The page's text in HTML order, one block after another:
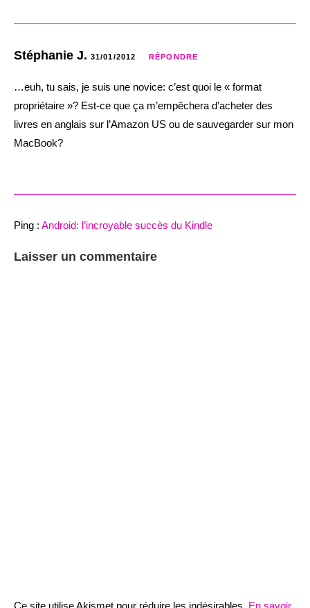
Stéphanie J. 31/01/2012 RÉPONDRE
…euh, tu sais, je suis une novice: c’est quoi le « format
propriétaire »? Est-ce que ça m’empêchera d’acheter des
livres en anglais sur l’Amazon US ou de sauvegarder sur mon
MacBook?
Ping : Android: l’incroyable succès du Kindle
Laisser un commentaire
Ce site utilise Akismet pour réduire les indésirables. En savoir